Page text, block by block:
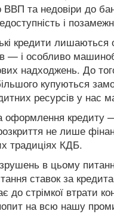
та недовіри до
і
кредити
— і особливо
надходжень. До
купуються
ресурсів у нас
оформлення кредиту
не лише
традиціях КДБ.
в цьому
ставок за
до стрімкої втрати
на всю нашу